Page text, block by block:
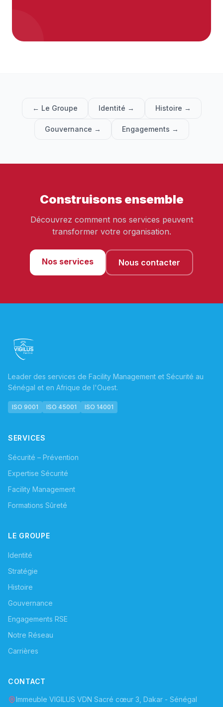
← Le Groupe Identité → Histoire →
Gouvernance → Engagements →
Construisons ensemble
Découvrez comment nos services peuvent
transformer votre organisation.
Nos services Nous contacter
Leader des services de Facility Management et Sécurité au
Sénégal et en Afrique de l'Ouest.
ISO 9001 ISO 45001 ISO 14001
SERVICES
Sécurité – Prévention
Expertise Sécurité
Facility Management
Formations Sûreté
LE GROUPE
Identité
Stratégie
Histoire
Gouvernance
Engagements RSE
Notre Réseau
Carrières
CONTACT
Immeuble VIGILUS VDN Sacré cœur 3, Dakar - Sénégal